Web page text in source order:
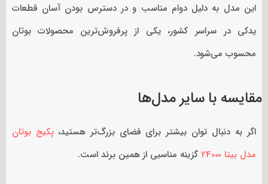
این مدل به دلیل دوام مناسب و در دسترس بودن آسان قطعات
یدکی در سراسر کشور، یکی از پرفروش‌ترین محصولات بوتان
محسوب می‌شود.
مقایسه با سایر مدل‌ها
اگر به دنبال توان بیشتر برای فضای بزرگ‌تر هستید،پکیج بوتان
مدل بیتا 24000
گزینه مناسبی از همین برند است.